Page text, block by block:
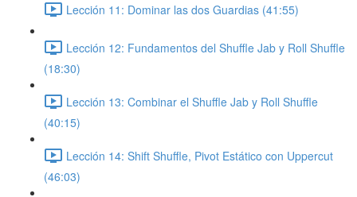
Lección 11: Dominar las dos Guardias (41:55)
Lección 12: Fundamentos del Shuffle Jab y Roll Shuffle
(18:30)
Lección 13: Combinar el Shuffle Jab y Roll Shuffle
(40:15)
Lección 14: Shift Shuffle, Pivot Estático con Uppercut
(46:03)